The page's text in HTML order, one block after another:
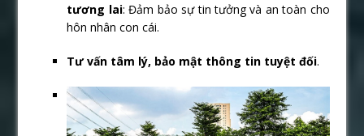
tương lai: Đảm bảo sự tin tưởng và an toàn cho
hôn nhân con cái.
Tư vấn tâm lý, bảo mật thông tin tuyệt đối.